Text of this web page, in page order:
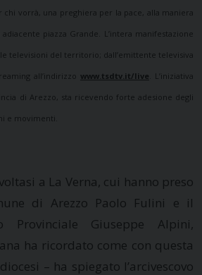
vorrà, una preghiera per la pace, alla maniera
piazza Grande. L’intera manifestazione
televisioni del territorio; dall’emittente televisiva
all’indirizzo www.tsdtv.it/live . L’iniziativa
di Arezzo, sta ricevendo forte adesione degli
e movimenti.
a La Verna, cui hanno preso
di Arezzo Paolo Fulini e il
Provinciale Giuseppe Alpini,
ha ricordato come con questa
– ha spiegato l’arcivescovo